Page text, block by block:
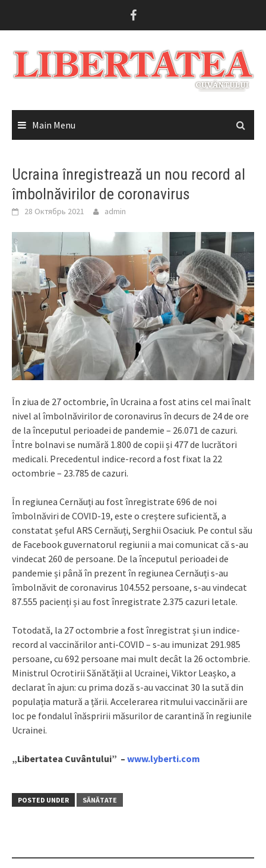
Main Menu
Ucraina înregistrează un nou record al
îmbolnăvirilor de coronavirus
28 Октябрь 2021 admin
În ziua de 27 octombrie, în Ucraina a fost atins cel mai înalt
nivel al îmbolnăvirilor de coronavirus în decurs de 24 de ore
de la începutul perioadei de pandemie – 26.071 de cazuri.
Între bolnavi se numără 1.800 de copii și 477 de lucrători
medicali. Precedentul indice-record a fost fixat la 22
octombrie – 23.785 de cazuri.
În regiunea Cernăuți au fost înregistrate 696 de noi
îmbolnăviri de COVID-19, este o creștere suficientă, a
constatat șeful ARS Cernăuți, Serghii Osaciuk. Pe contul său
de Facebook guvernatorul regiunii a mai comunicat că s-au
vindecat 260 de persoane. De la începutul perioadei de
pandemie și până în prezent în regiunea Cernăuți s-au
îmbolnăvit de coronavirus 104.552 persoane, s-au vindecat
87.555 pacienți și au fost înregistrate 2.375 cazuri letale.
Totodată, la 27 octombrie a fost înregistrat și un indice-
record al vaccinărilor anti-COVID – s-au imunizat 291.985
persoane, cu 692 persoane mai mult decât la 26 octombrie.
Ministrul Ocrotirii Sănătății al Ucrainei, Viktor Leașko, a
declarat în ajun: cu prima doză s-au vaccinat 30 la sută din
populația matură a țării. Accelerarea ritmului vaccinării are
loc pe fondalul înăspririi măsurilor de carantină în regiunile
Ucrainei.
„Libertatea Cuvântului” – www.lyberti.com
POSTED UNDER SĂNĂTATE